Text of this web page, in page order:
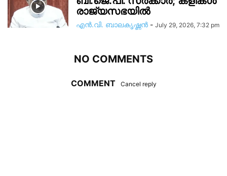
രാജ്യസഭയിൽ
എൻ.വി. ബാലകൃഷ്ണൻ - July 29, 2026, 7:32 pm
NO COMMENTS
COMMENT Cancel reply